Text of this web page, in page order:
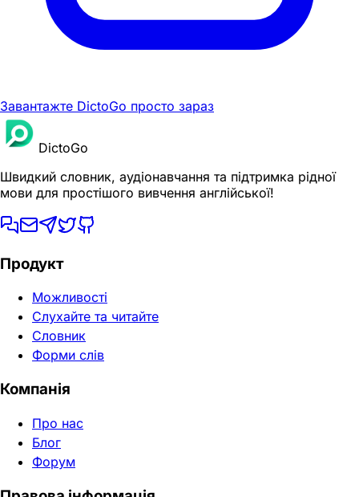
Завантажте DictoGo просто зараз
DictoGo
Швидкий словник, аудіонавчання та підтримка рідної
мови для простішого вивчення англійської!
Продукт
Можливості
Слухайте та читайте
Словник
Форми слів
Компанія
Про нас
Блог
Форум